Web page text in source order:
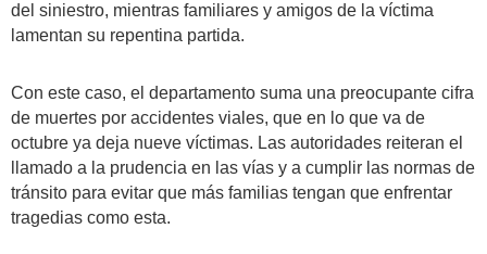
del siniestro, mientras familiares y amigos de la víctima
lamentan su repentina partida.
Con este caso, el departamento suma una preocupante cifra
de muertes por accidentes viales, que en lo que va de
octubre ya deja nueve víctimas. Las autoridades reiteran el
llamado a la prudencia en las vías y a cumplir las normas de
tránsito para evitar que más familias tengan que enfrentar
tragedias como esta.